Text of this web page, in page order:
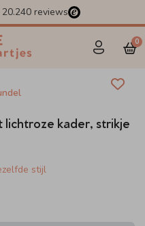
20.240 reviews
0
kader, strikje
stijl